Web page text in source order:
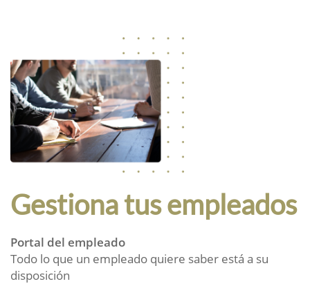
Gestiona tus empleados
Portal del empleado
Todo lo que un empleado quiere saber está a su
disposición